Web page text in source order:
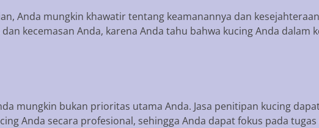
Anda mungkin khawatir tentang keamanannya dan
kecemasan Anda, karena Anda tahu bahwa kucing Anda dalam
mungkin bukan prioritas utama Anda. Jasa penitipan kucing
Anda secara profesional, sehingga Anda dapat fokus pada